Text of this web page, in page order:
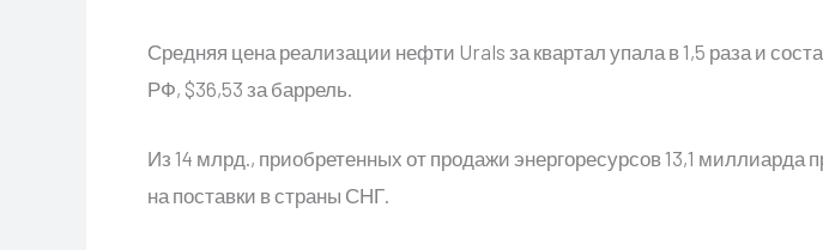
Средняя цена реализации нефти Urals за квартал упала в 1,5 раза и
РФ, $36,53 за баррель.
Из 14 млрд., приобретенных от продажи энергоресурсов 13,1 миллиарда
на поставки в страны СНГ.